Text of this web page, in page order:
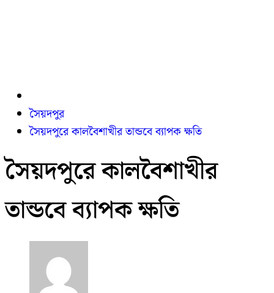
সৈয়দপুর
সৈয়দপুরে কালবৈশাখীর তান্ডবে ব্যাপক ক্ষতি
সৈয়দপুরে কালবৈশাখীর
তান্ডবে ব্যাপক ক্ষতি